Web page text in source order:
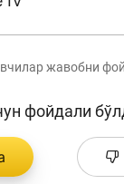
жавобни
фойдали